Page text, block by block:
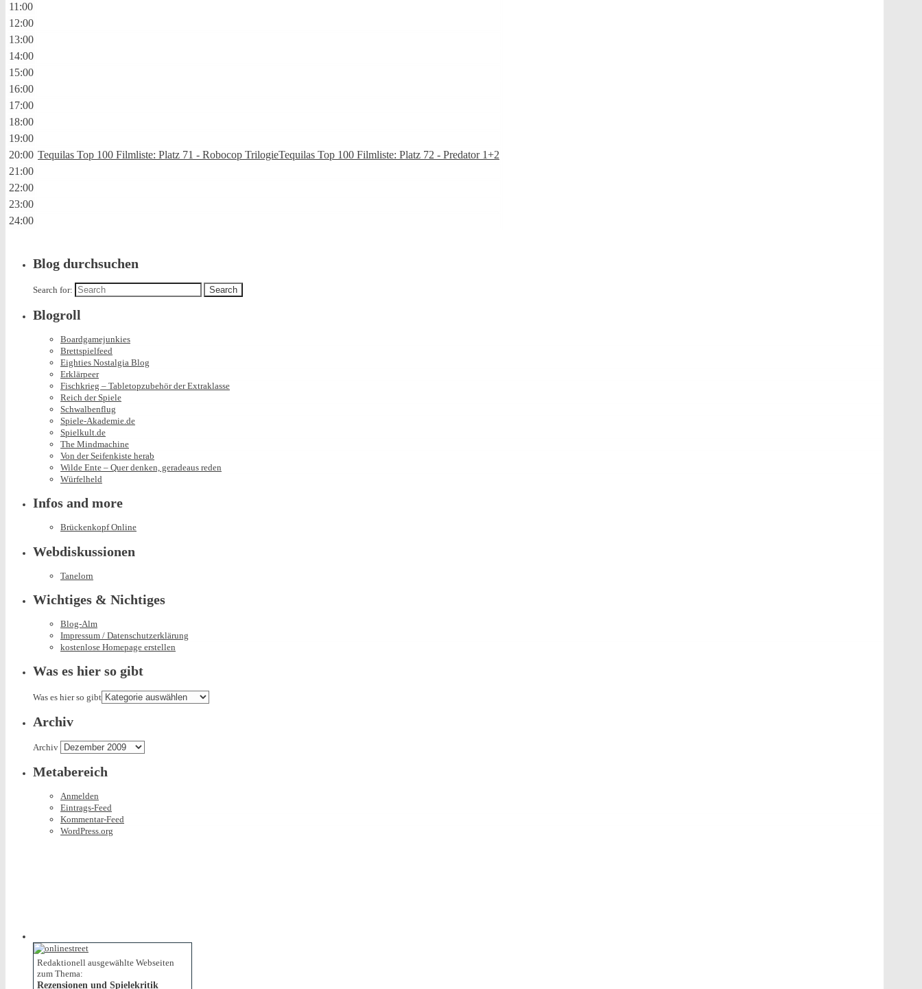
11:00
12:00
13:00
14:00
15:00
16:00
17:00
18:00
19:00
20:00 Tequilas Top 100 Filmliste: Platz 71 - Robocop TrilogieTequilas Top 100 Filmliste: Platz 72 - Predator 1+2
21:00
22:00
23:00
24:00
Blog durchsuchen
Search for:
Blogroll
Boardgamejunkies
Brettspielfeed
Eighties Nostalgia Blog
Erklärpeer
Fischkrieg – Tabletopzubehör der Extraklasse
Reich der Spiele
Schwalbenflug
Spiele-Akademie.de
Spielkult.de
The Mindmachine
Von der Seifenkiste herab
Wilde Ente – Quer denken, geradeaus reden
Würfelheld
Infos and more
Brückenkopf Online
Webdiskussionen
Tanelorn
Wichtiges & Nichtiges
Blog-Alm
Impressum / Datenschutzerklärung
kostenlose Homepage erstellen
Was es hier so gibt
Was es hier so gibt
Archiv
Archiv
Metabereich
Anmelden
Eintrags-Feed
Kommentar-Feed
WordPress.org
Redaktionell ausgewählte Webseiten
zum Thema:
Rezensionen und Spielekritik